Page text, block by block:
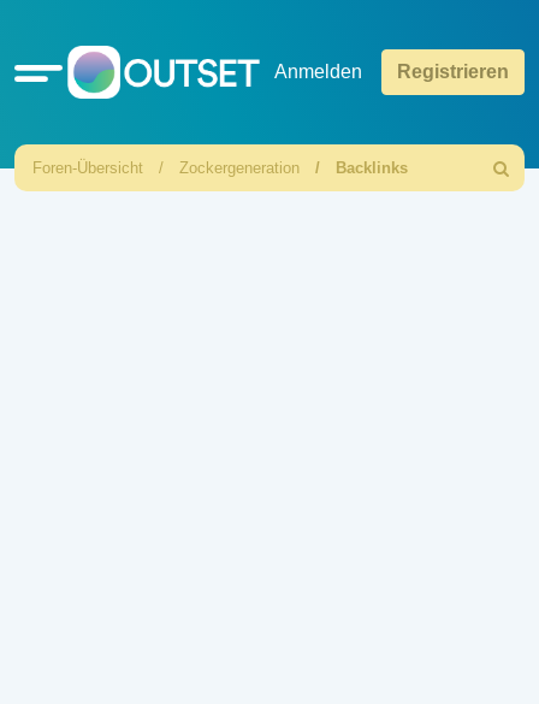
Schnellzugriff Anmelden Registrieren
Foren-Übersicht Zockergeneration Backlinks
Suche